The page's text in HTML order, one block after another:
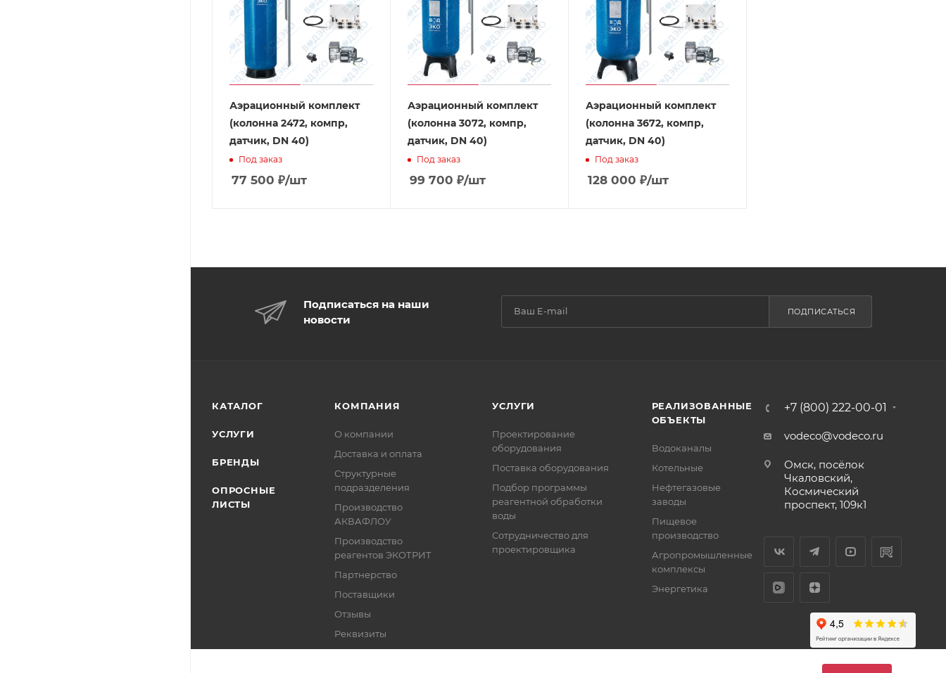
Аэрационный комплект
(колонна 2472, компр,
датчик, DN 40)
Под заказ
77 500 ₽/шт
Аэрационный комплект
(колонна 3072, компр,
датчик, DN 40)
Под заказ
99 700 ₽/шт
Аэрационный комплект
(колонна 3672, компр,
датчик, DN 40)
Под заказ
128 000 ₽/шт
Подписаться на наши
новости
ПОДПИСАТЬСЯ
КАТАЛОГ
УСЛУГИ
БРЕНДЫ
ОПРОСНЫЕ
ЛИСТЫ
КОМПАНИЯ
О компании
Доставка и оплата
Структурные
подразделения
Производство
АКВАФЛОУ
Производство
реагентов ЭКОТРИТ
Партнерство
Поставщики
Отзывы
Реквизиты
УСЛУГИ
Проектирование
оборудования
Поставка оборудования
Подбор программы
реагентной обработки
воды
Сотрудничество для
проектировщика
РЕАЛИЗОВАННЫЕ
ОБЪЕКТЫ
Водоканалы
Котельные
Нефтегазовые
заводы
Пищевое
производство
Агропромышленные
комплексы
Энергетика
+7 (800) 222-00-01
vodeco@vodeco.ru
Омск, посёлок
Чкаловский,
Космический
проспект, 109к1